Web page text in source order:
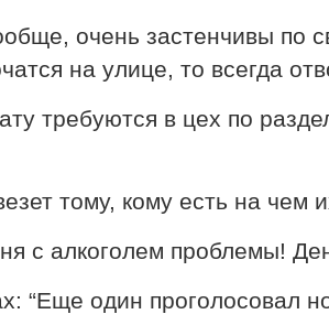
очень застенчивы по
на улице, то всегда
требуются в цех по
тому, кому есть на чем
с алкоголем проблемы!
“Еще один проголосовал